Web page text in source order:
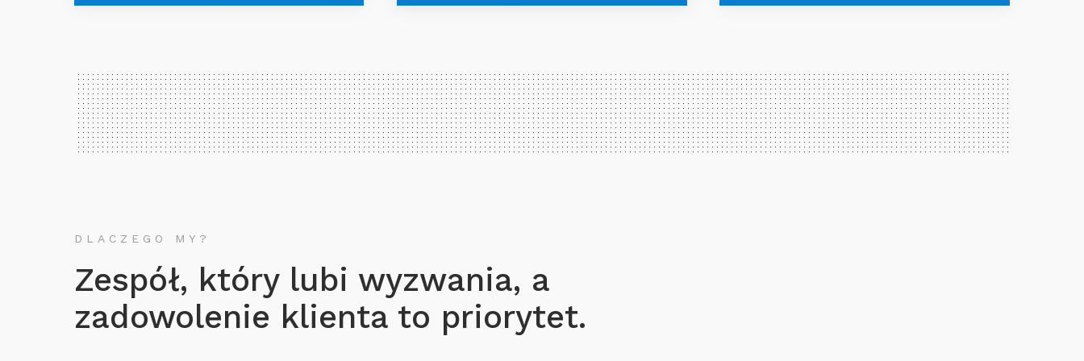
DLACZEGO MY?
Zespół, który lubi wyzwania, a
zadowolenie klienta to priorytet.